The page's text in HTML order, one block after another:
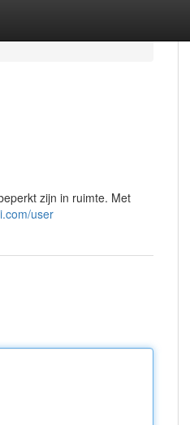
zijn in ruimte. Met
user